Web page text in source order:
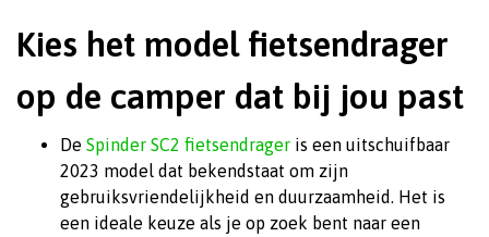
Kies het model fietsendrager
op de camper dat bij jou past
De Spinder SC2 fietsendrager is een uitschuifbaar
2023 model dat bekendstaat om zijn
gebruiksvriendelijkheid en duurzaamheid. Het is
een ideale keuze als je op zoek bent naar een